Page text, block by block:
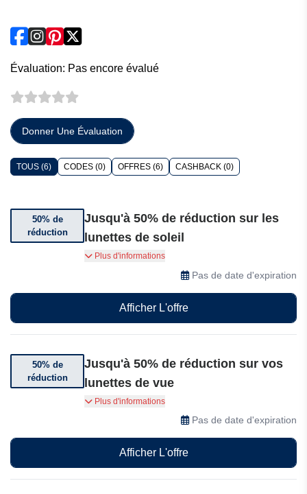
Évaluation: Pas encore évalué
Donner Une Évaluation
TOUS (6) CODES (0) OFFRES (6) CASHBACK (0)
50% de
réduction
Jusqu'à 50% de réduction sur les
lunettes de soleil
Bénéficiez jusqu'à 50% de réduction sur les
lunettes de soleil chez Optica Bassol. Offre
valable jusqu'à nouvel ordre.
Plus d'informations
Pas de date d'expiration
Afficher L'offre
50% de
réduction
Jusqu'à 50% de réduction sur vos
lunettes de vue
Bénéficiez jusqu'à 50% de réduction sur vos
lunettes de vue chez Optica Bassol. Offre
valable jusqu'à nouvel ordre.
Plus d'informations
Pas de date d'expiration
Afficher L'offre